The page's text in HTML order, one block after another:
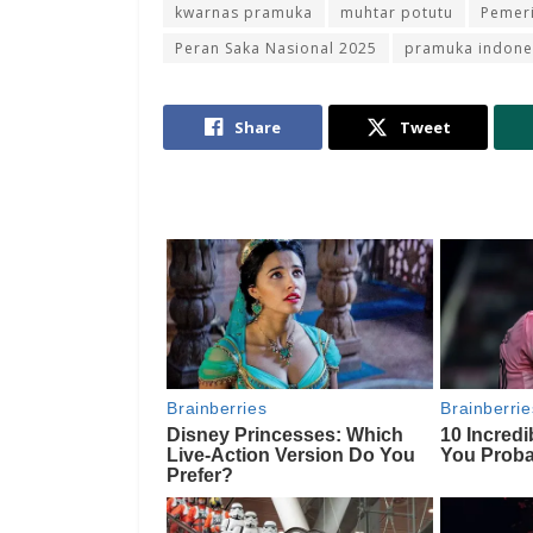
kwarnas pramuka muhtar potutu
Peran Saka Nasional 2025
pramuka
Share Tweet